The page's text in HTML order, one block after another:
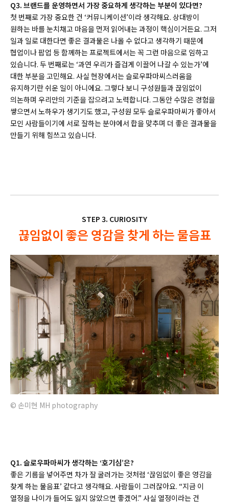
Q3. 브랜드를 운영하면서 가장 중요하게 생각하는 부분이 있다면?
첫 번째로 가장 중요한 건 ‘커뮤니케이션’이라 생각해요. 상대방이
원하는 바를 눈치채고 마음을 먼저 읽어내는 과정이 핵심이거든요. 그저
일과 일로 대한다면 좋은 결과물은 나올 수 없다고 생각하기 때문에
협업이나 팝업 등 함께하는 프로젝트에서는 꼭 그런 마음으로 임하고
있습니다. 두 번째로는 ‘과연 우리가 즐겁게 이끌어 나갈 수 있는가’에
대한 부분을 고민해요. 사실 현장에서는 슬로우파마씨스러움을
유지하기란 쉬운 일이 아니에요. 그렇다 보니 구성원들과 끊임없이
의논하며 우리만의 기준을 잡으려고 노력합니다. 그동안 수많은 경험을
쌓으면서 노하우가 생기기도 했고, 구성원 모두 슬로우파마씨가 좋아서
모인 사람들이기에 서로 잘하는 분야에서 합을 맞추며 더 좋은 결과물을
만들기 위해 힘쓰고 있습니다.
STEP 3. CURIOSITY
끊임없이 좋은 영감을 찾게 하는 물음표
© 손미현 MH photography
Q1. 슬로우파마씨가 생각하는 ‘호기심’은?
좋은 기름을 넣어주면 차가 잘 굴러가는 것처럼 ‘끊임없이 좋은 영감을
찾게 하는 물음표’ 같다고 생각해요. 사람들이 그러잖아요. “지금 이
열정을 나이가 들어도 잃지 않았으면 좋겠어.” 사실 열정이라는 건